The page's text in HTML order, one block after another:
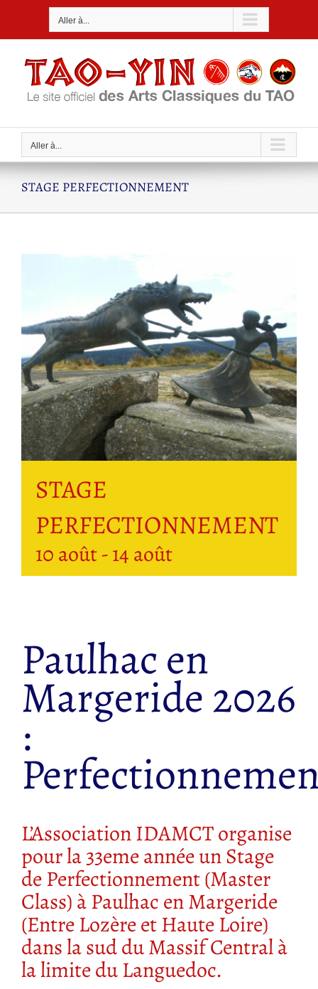
Aller à...
Aller à...
STAGE PERFECTIONNEMENT
STAGE
PERFECTIONNEMENT
10 août-14 août
Paulhac en
Margeride 2026
:
L’Association IDAMCT organise
pour la 33eme année un Stage
de Perfectionnement (Master
Class) à Paulhac en Margeride
(Entre Lozère et Haute Loire)
dans la sud du Massif Central à
la limite du Languedoc.